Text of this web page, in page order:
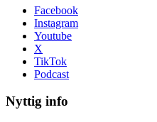
Facebook
Instagram
Youtube
X
TikTok
Podcast
Nyttig info